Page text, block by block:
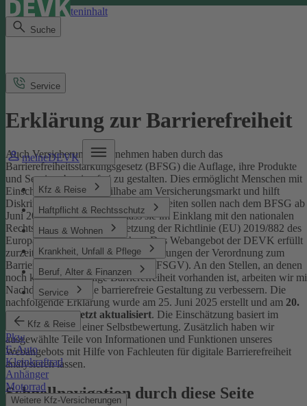
Direkt zum Seiteninhalt
Suche
meineDEVK
Kfz & Reise
Haftpflicht & Rechtsschutz
Haus & Wohnen
Krankheit, Unfall & Pflege
Beruf, Alter & Finanzen
Service
Kfz & Reise
Pkw
E-Auto
Kleinkraftrad
Anhänger
Motorrad
Weitere Kfz-Versicherungen
Service
Erklärung zur Barrierefreiheit
Auch Versicherungsunternehmen haben durch das
Barrierefreiheitsstärkungsgesetz (BFSG) die Auflage, ihre Produkte
und Services barrierefrei zu gestalten. Dies ermöglicht Menschen mit
Einschränkungen die Teilhabe am Versicherungsmarkt und hilft
Diskriminierung abzubauen. Internetseiten sollen nach dem BFSG ab
Juni 2025 so gestaltet sein, dass sie im Einklang mit den nationalen
Rechtsvorschriften zur Umsetzung der Richtlinie (EU) 2019/882 des
Europäischen Parlaments stehen.Das Webangebot der DEVK erfüllt
zurzeit nicht vollständig die Anforderungen der Verordnung zum
Barrierefreiheitsstärkungsgesetz (BFSGV). An den Stellen, an denen
noch keine vollständige Barrierefreiheit vorhanden ist, arbeiten wir
Nachdruck daran, die barrierefreie Gestaltung zu verbessern. Die
nachfolgende Erklärung wurde am 25. Juni 2025 erstellt und am 20.
Januar 2026 zuletzt aktualisiert. Die Einschätzung basiert im
Wesentlichen auf einer Selbstbewertung. Zusätzlich haben wir
ausgewählte Teile von Informationen und Funktionen unseres
Webangebots mit Hilfe von Fachleuten für digitale Barrierefreiheit
analysieren lassen.
Schnellnavigation durch diese Seite